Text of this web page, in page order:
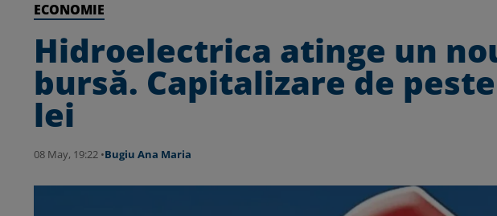
ECONOMIE
Hidroelectrica atinge un
bursă. Capitalizare de
lei
08 May, 19:22 •Bugiu ⁠Ana Maria